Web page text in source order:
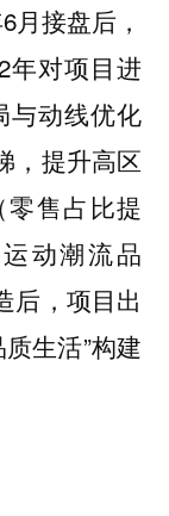
月接盘后，
年对项目进
与动线优化
，提升高区
售占比提
动潮流品
后，项目出
生活”构建